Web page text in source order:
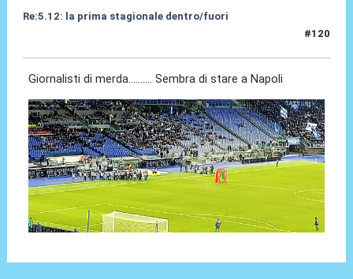
Re:5.12: la prima stagionale dentro/fuori
#120
Giornalisti di merda.......... Sembra di stare a Napoli